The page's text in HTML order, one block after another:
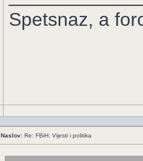
Spetsnaz, a
Naslov: Re: FBiH: Vijesti i politika